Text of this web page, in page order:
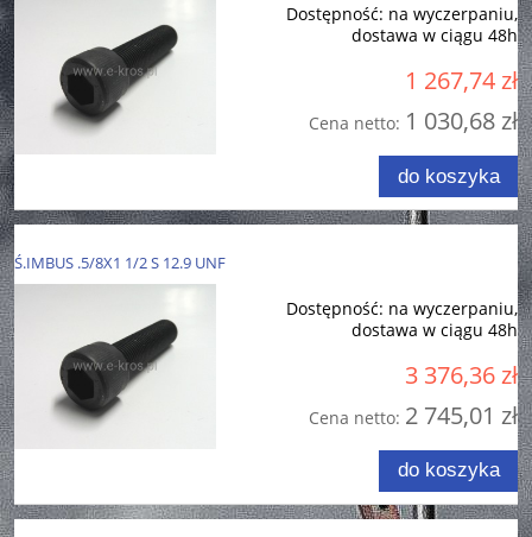
Dostępność: na wyczerpaniu,
dostawa w ciągu 48h
1 267,74 zł
Cena netto: 1 030,68 zł
do koszyka
Ś.IMBUS .5/8X1 1/2 S 12.9 UNF
Dostępność: na wyczerpaniu,
dostawa w ciągu 48h
3 376,36 zł
Cena netto: 2 745,01 zł
do koszyka